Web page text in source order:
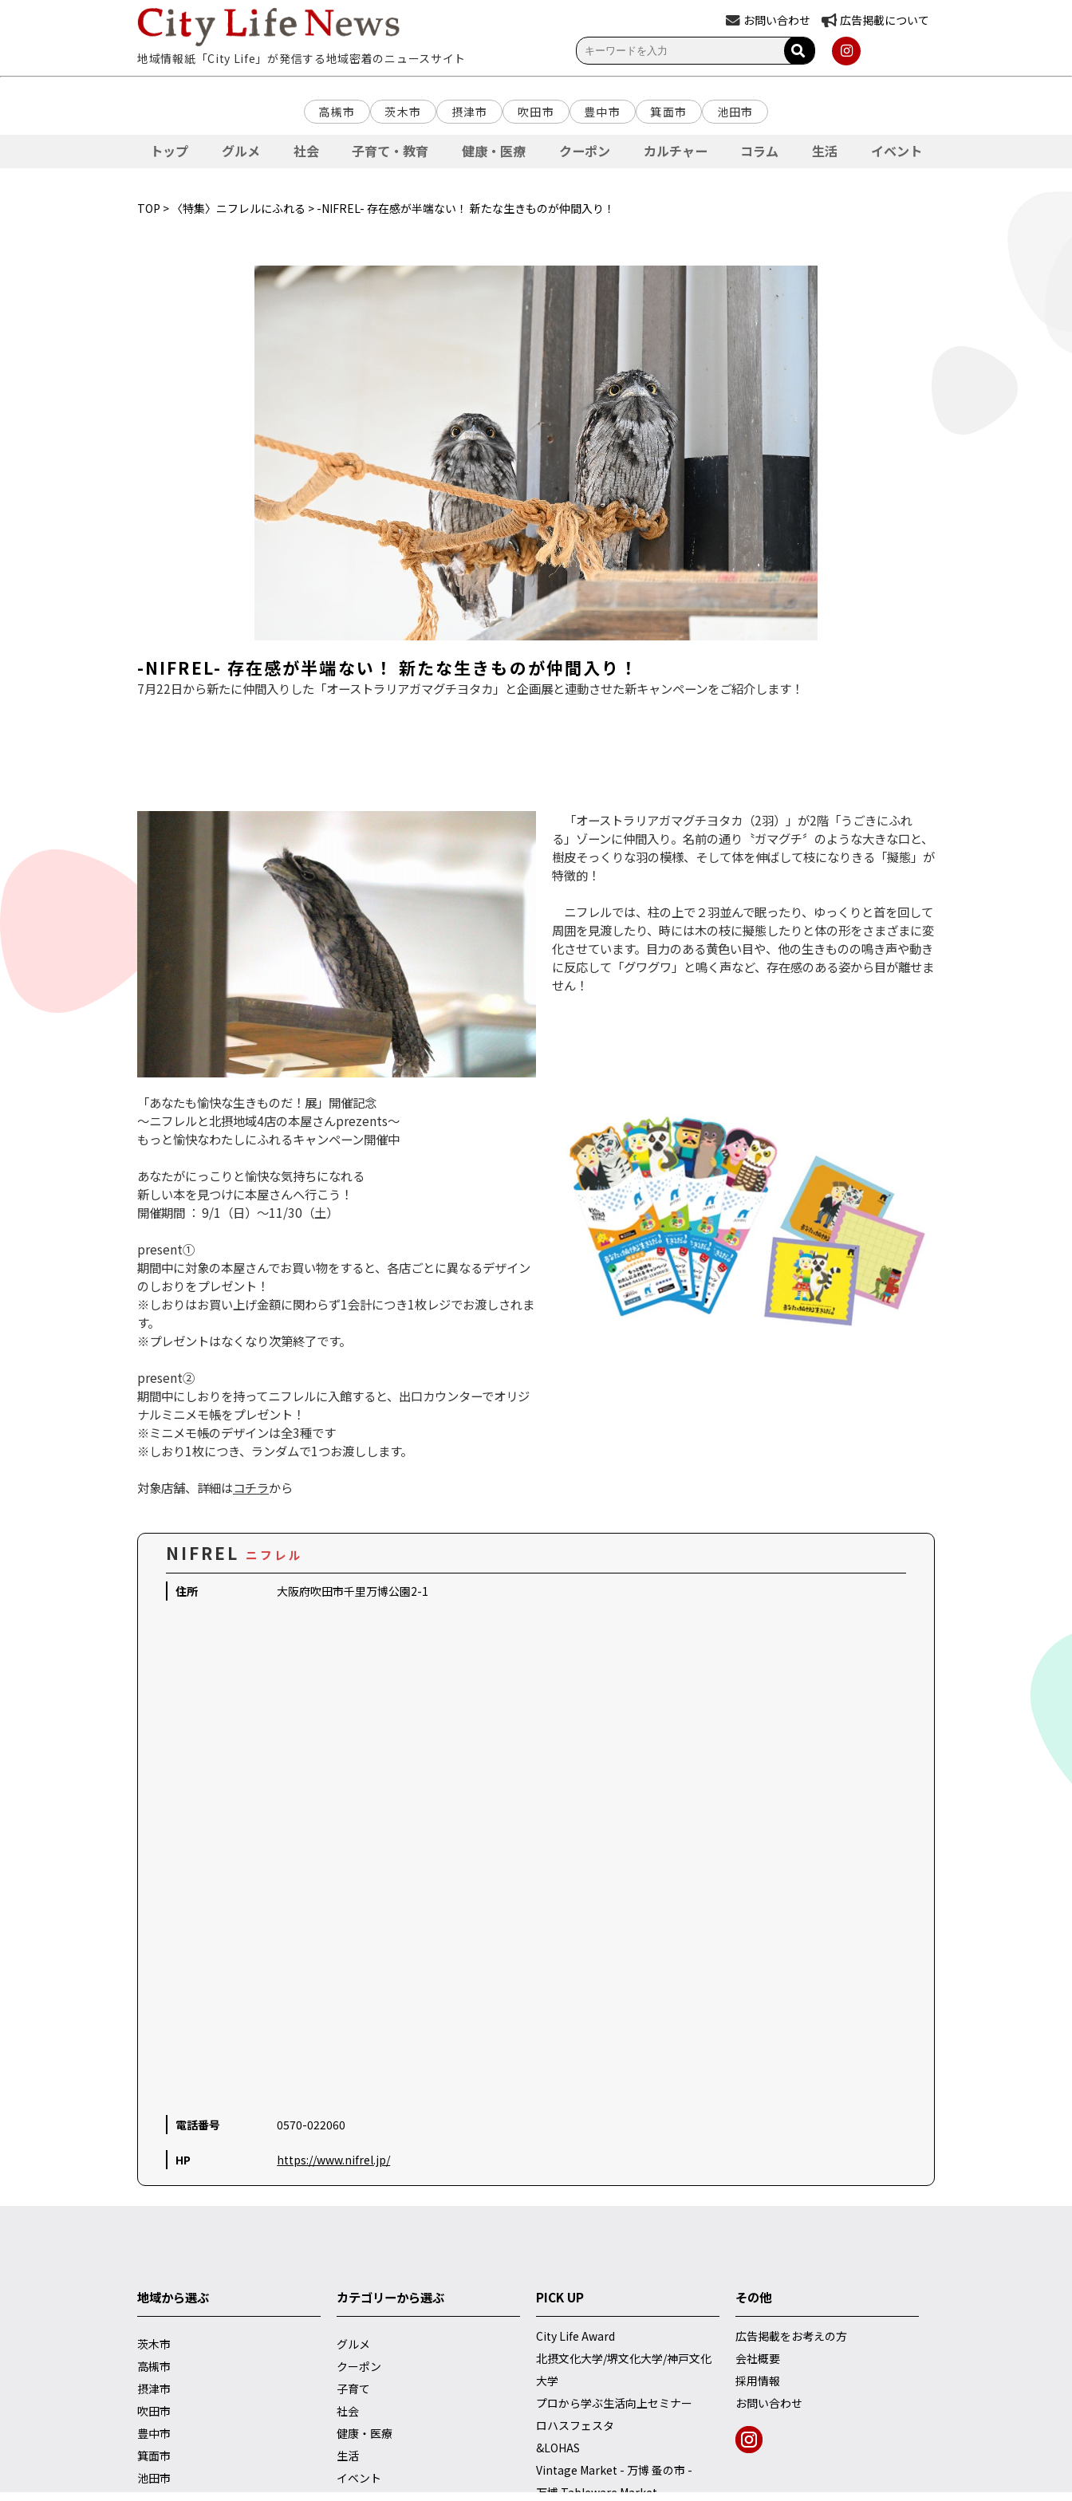
地域情報紙「City Life」が発信する地域密着のニュースサイト
お問い合わせ 広告掲載について
高槻市 茨木市 摂津市 吹田市 豊中市 箕面市 池田市
トップ グルメ 社会 子育て・教育 健康・医療 クーポン カルチャー コラム 生活 イベント
TOP > 〈特集〉ニフレルにふれる > -NIFREL- 存在感が半端ない！ 新たな生きものが仲間入り！
-NIFREL- 存在感が半端ない！ 新たな生きものが仲間入り！
7月22日から新たに仲間入りした「オーストラリアガマグチヨタカ」と企画展と連動させた新キャンペーンをご紹介します！
「オーストラリアガマグチヨタカ（2羽）」が2階「うごきにふれ
る」ゾーンに仲間入り。名前の通り〝ガマグチ〞のような大きな口と、
樹皮そっくりな羽の模様、そして体を伸ばして枝になりきる「擬態」が
特徴的！
ニフレルでは、柱の上で２羽並んで眠ったり、ゆっくりと首を回して
周囲を見渡したり、時には木の枝に擬態したりと体の形をさまざまに変
化させています。目力のある黄色い目や、他の生きものの鳴き声や動き
に反応して「グワグワ」と鳴く声など、存在感のある姿から目が離せま
せん！
「あなたも愉快な生きものだ！展」開催記念
～ニフレルと北摂地域4店の本屋さんprezents～
もっと愉快なわたしにふれるキャンペーン開催中
あなたがにっこりと愉快な気持ちになれる
新しい本を見つけに本屋さんへ行こう！
開催期間 ： 9/1（日）～11/30（土）
present①
期間中に対象の本屋さんでお買い物をすると、各店ごとに異なるデザイン
のしおりをプレゼント！
※しおりはお買い上げ金額に関わらず1会計につき1枚レジでお渡しされま
す。
※プレゼントはなくなり次第終了です。
present②
期間中にしおりを持ってニフレルに入館すると、出口カウンターでオリジ
ナルミニメモ帳をプレゼント！
※ミニメモ帳のデザインは全3種です
※しおり1枚につき、ランダムで1つお渡しします。
対象店舗、詳細はコチラから
NIFREL ニフレル
住所 大阪府吹田市千里万博公園2-1
電話番号 0570-022060
HP https://www.nifrel.jp/
地域から選ぶ
茨木市
高槻市
摂津市
吹田市
豊中市
箕面市
池田市
カテゴリーから選ぶ
グルメ
クーポン
子育て
社会
健康・医療
生活
イベント
PICK UP
City Life Award
北摂文化大学/堺文化大学/神戸文化
大学
プロから学ぶ生活向上セミナー
ロハスフェスタ
&LOHAS
Vintage Market - 万博 蚤の市 -
万博 Tableware Market
その他
広告掲載をお考えの方
会社概要
採用情報
お問い合わせ